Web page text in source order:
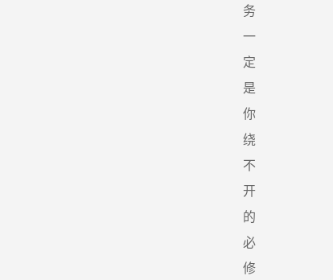
务
一
定
是
你
绕
不
开
的
必
修